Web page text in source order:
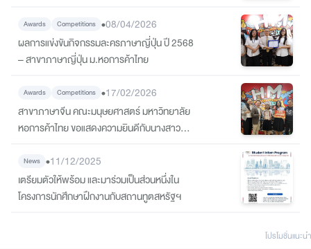
Awards Competitions •08/04/2026
ผลการแข่งขันกิจกรรมละครภาษาญี่ปุ่น ปี 2568
– สาขาภาษาญี่ปุ่น ม.หอการค้าไทย
Awards Competitions •17/02/2026
สาขาภาษาจีน คณะมนุษยศาสตร์ มหาวิทยาลัย
หอการค้าไทย ขอแสดงความยินดีกับนางสาวฟ้า
รางวัลที่ 2 จากการแข่งขันพากย์เสียงวิดีโอภาษา
จีน ระดับอุดมศึกษา
News •11/12/2025
เตรียมตัวให้พร้อม และมาร่วมเป็นส่วนหนึ่งใน
โครงการนักศึกษาฝึกงานกับสถานทูตสหรัฐฯ
โปรโมชั่นแนะนํา